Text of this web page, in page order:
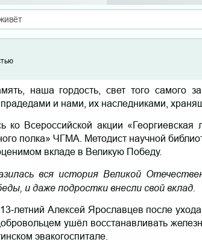
наша гордость, свет того самого
и нами, их наследниками,
Всероссийской акции «Георгиевская
полка» ЧГМА. Методист научной
вкладе в Великую Победу.
вся история Великой
и даже подростки внесли свой вклад.
Алексей Ярославцев после
ушёл восстанавливать
эвакогоспитале.